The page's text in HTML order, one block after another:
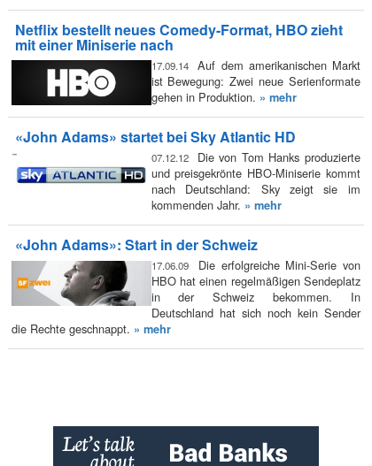
Netflix bestellt neues Comedy-Format, HBO zieht
mit einer Miniserie nach
17.09.14
Auf dem amerikanischen Markt
ist Bewegung: Zwei neue Serienformate
gehen in Produktion. » mehr
«John Adams» startet bei Sky Atlantic HD
07.12.12
Die von Tom Hanks produzierte
und preisgekrönte HBO-Miniserie kommt
nach Deutschland: Sky zeigt sie im
kommenden Jahr. » mehr
«John Adams»: Start in der Schweiz
17.06.09
Die erfolgreiche Mini-Serie von
HBO hat einen regelmäßigen Sendeplatz
in der Schweiz bekommen. In
Deutschland hat sich noch kein Sender
die Rechte geschnappt. » mehr